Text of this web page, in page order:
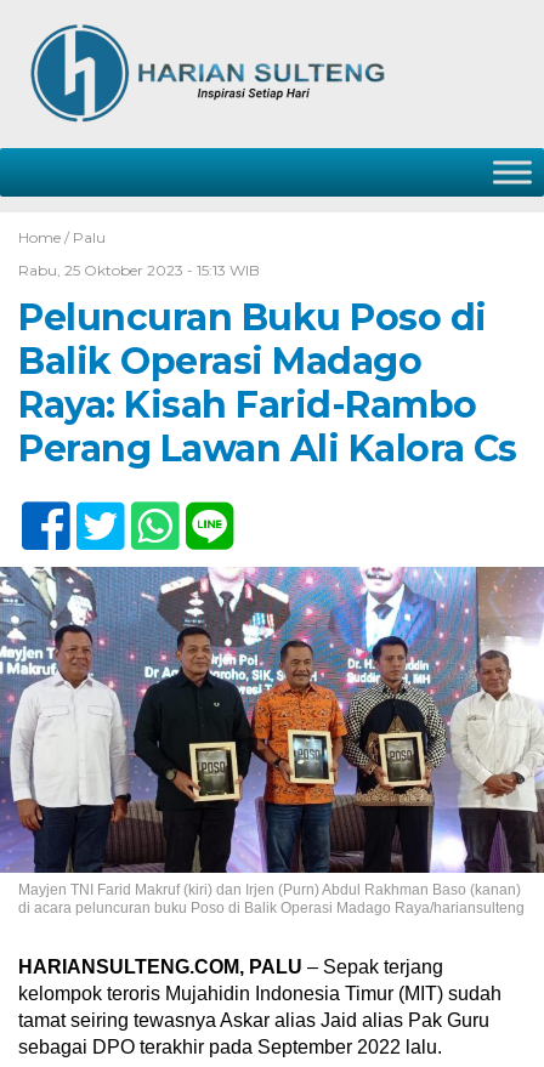
Home / Palu
Rabu, 25 Oktober 2023 - 15:13 WIB
Peluncuran Buku Poso di
Balik Operasi Madago
Raya: Kisah Farid-Rambo
Perang Lawan Ali Kalora Cs
Mayjen TNI Farid Makruf (kiri) dan Irjen (Purn) Abdul Rakhman Baso (kanan)
di acara peluncuran buku Poso di Balik Operasi Madago Raya/hariansulteng
HARIANSULTENG.COM, PALU – Sepak terjang
kelompok teroris Mujahidin Indonesia Timur (MIT) sudah
tamat seiring tewasnya Askar alias Jaid alias Pak Guru
sebagai DPO terakhir pada September 2022 lalu.